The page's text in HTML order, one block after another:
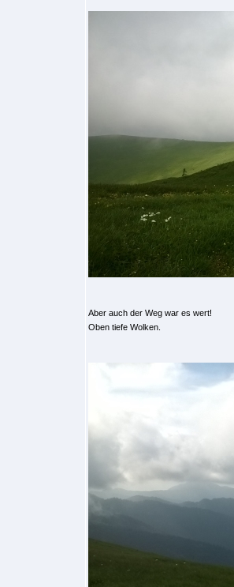
Aber auch der Weg war es wert!
Oben tiefe Wolken.